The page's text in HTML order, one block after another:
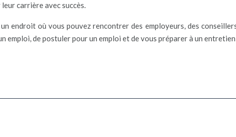
carrière avec succès.
endroit où vous pouvez rencontrer des employeurs, des
de postuler pour un emploi et de vous préparer à un entretien